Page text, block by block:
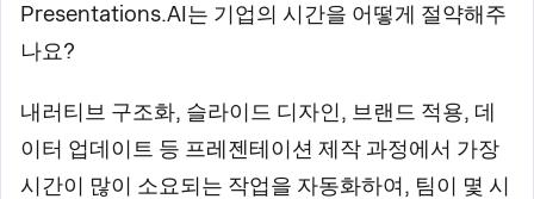
Presentations.AI는 기업의 시간을 어떻게 절약해주
나요?
내러티브 구조화, 슬라이드 디자인, 브랜드 적용, 데
이터 업데이트 등 프레젠테이션 제작 과정에서 가장
시간이 많이 소요되는 작업을 자동화하여, 팀이 몇 시